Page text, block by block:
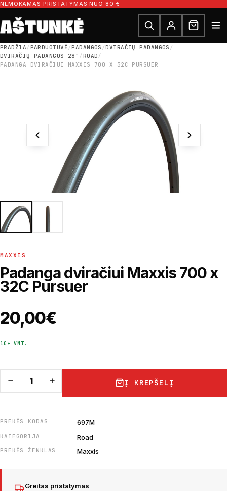
Pereiti prie turinio
NEMOKAMAS PRISTATYMAS NUO 80 €
Ieškoti dalių
Ieškoti
PRADŽIA/PARDUOTUVĖ/PADANGOS /DVIRAČIŲ PADANGOS /
DVIRAČIŲ PADANGOS 28" /ROAD/
PADANGA DVIRAČIUI MAXXIS 700 X 32C PURSUER
MAXXIS
Padanga dviračiui Maxxis 700 x
32C Pursuer
20,00€
10+ VNT.
Į KREPŠELĮ
PREKĖS KODAS 697M
KATEGORIJA Road
PREKĖS ŽENKLAS Maxxis
Greitas pristatymas